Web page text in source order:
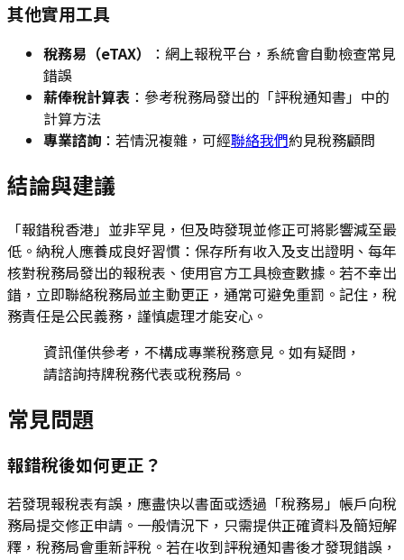
其他實用工具
稅務易（eTAX）
：網上報稅平台，系統會自動檢查常見
錯誤
薪俸稅計算表 ：參考稅務局發出的「評稅通知書」中的
計算方法
專業諮詢 ：若情況複雜，可經聯絡我們約見稅務顧問
結論與建議
「報錯稅香港」並非罕見，但及時發現並修正可將影響減至最
低。納稅人應養成良好習慣：保存所有收入及支出證明、每年
核對稅務局發出的報稅表、使用官方工具檢查數據。若不幸出
錯，立即聯絡稅務局並主動更正，通常可避免重罰。記住，稅
務責任是公民義務，謹慎處理才能安心。
資訊僅供參考，不構成專業稅務意見。如有疑問，
請諮詢持牌稅務代表或稅務局。
常見問題
報錯稅後如何更正？
若發現報稅表有誤，應盡快以書面或透過「稅務易」帳戶向稅
務局提交修正申請。一般情況下，只需提供正確資料及簡短解
釋，稅務局會重新評稅。若在收到評稅通知書後才發現錯誤，